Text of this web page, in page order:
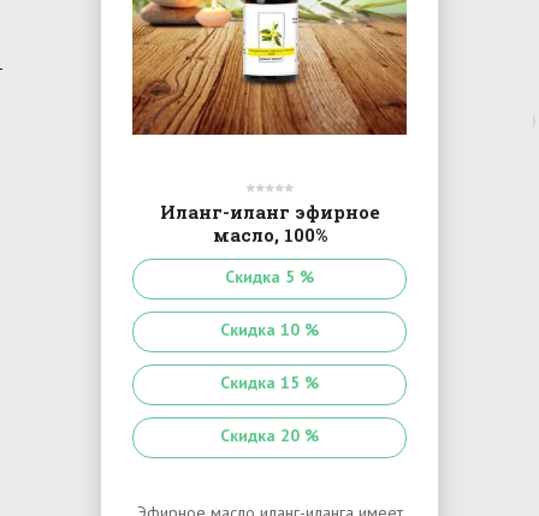
Скидка 5 %
Скидка 10 %
Скидка 15 %
Скидка 20 %
Иланг-иланг эфирное
масло, 100%